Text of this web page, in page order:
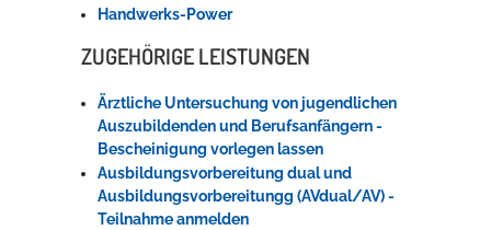
Handwerks-Power
ZUGEHÖRIGE LEISTUNGEN
Ärztliche Untersuchung von jugendlichen
Auszubildenden und Berufsanfängern -
Bescheinigung vorlegen lassen
Ausbildungsvorbereitung dual und
Ausbildungsvorbereitungg (AVdual/AV) -
Teilnahme anmelden